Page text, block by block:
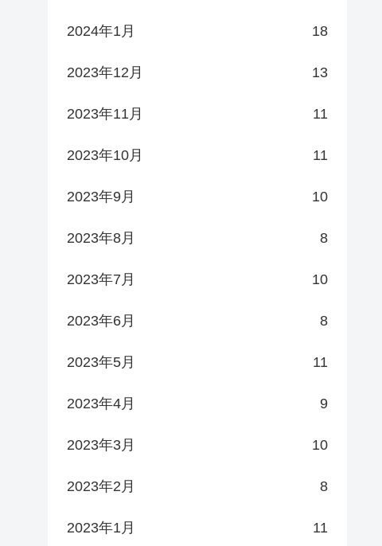
2024年1月 18
2023年12月 13
2023年11月 11
2023年10月 11
2023年9月 10
2023年8月 8
2023年7月 10
2023年6月 8
2023年5月 11
2023年4月 9
2023年3月 10
2023年2月 8
2023年1月 11